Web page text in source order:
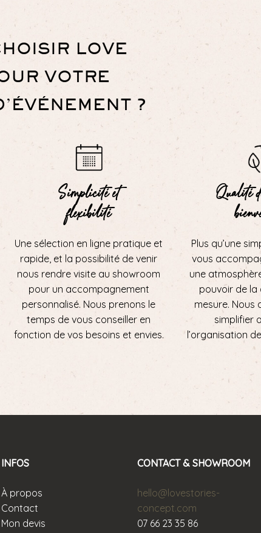
LOVE
VOTRE
?
Simplicité et
flexibilité
Une sélection en ligne pratique et
rapide, et la possibilité de venir
nous rendre visite au showroom
pour un accompagnement
personnalisé. Nous prenons le
temps de vous conseiller en
fonction de vos besoins et envies.
Qualité
Plus qu’une
vous
une
pouvoir de
mesure.
simplifier
l’organisation
INFOS
À propos
Contact
Mon devis
CONTACT & SHOWROOM
hello@lovestories-
concept.com
07 66 23 35 86